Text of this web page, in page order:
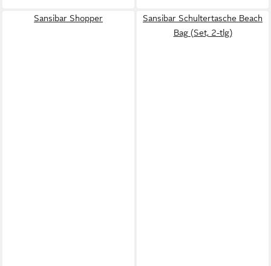
Sansibar Shopper
Sansibar Schultertasche Beach
Bag (Set, 2-tlg)